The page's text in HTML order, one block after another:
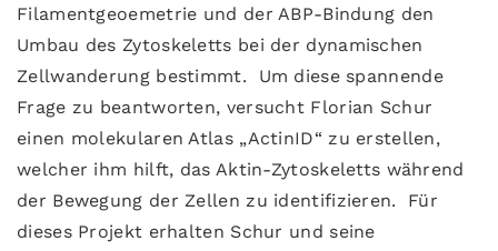
Filamentgeoemetrie und der ABP-Bindung den
Umbau des Zytoskeletts bei der dynamischen
Zellwanderung bestimmt. Um diese spannende
Frage zu beantworten, versucht Florian Schur
einen molekularen Atlas „ActinID“ zu erstellen,
welcher ihm hilft, das Aktin-Zytoskeletts während
der Bewegung der Zellen zu identifizieren. Für
dieses Projekt erhalten Schur und seine